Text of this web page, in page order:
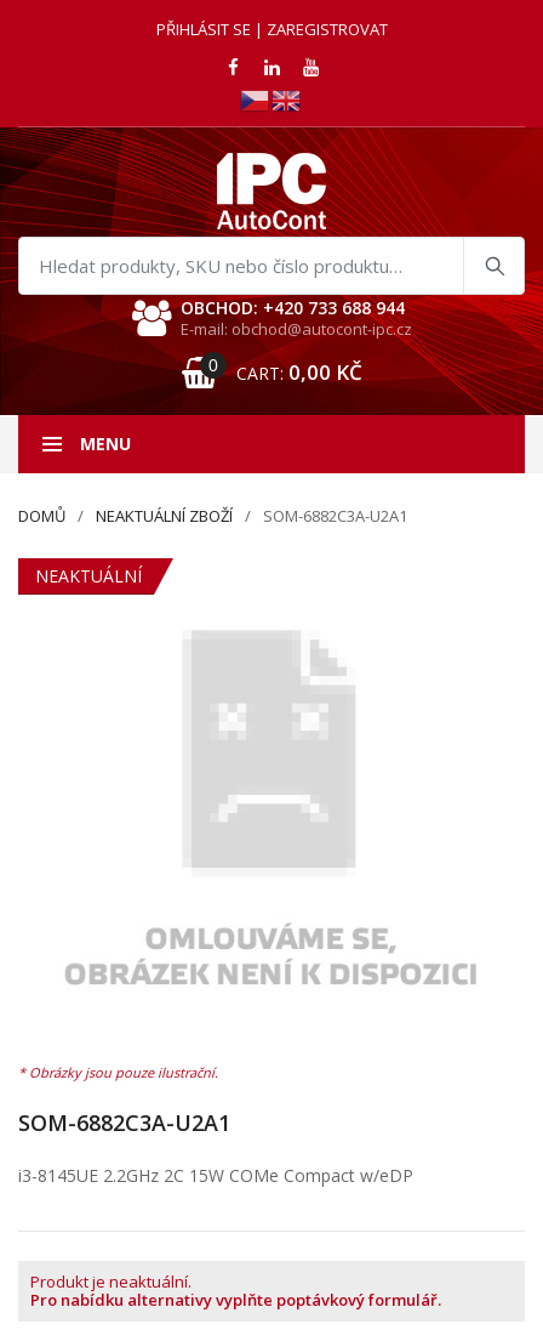
PŘIHLÁSIT SE | ZAREGISTROVAT
Hledat
produkty
OBCHOD: +420 733 688 944
E-mail: obchod@autocont-ipc.cz
0 CART: 0,00 KČ
MENU
DOMŮ NEAKTUÁLNÍ ZBOŽÍ SOM-6882C3A-U2A1
NEAKTUÁLNÍ
SOM-6882C3A-U2A1
i3-8145UE 2.2GHz 2C 15W COMe Compact w/eDP
Produkt je neaktuální.
Pro nabídku alternativy vyplňte poptávkový formulář.